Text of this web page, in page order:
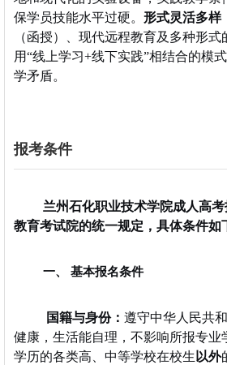
保学员技能水平过硬。 形式灵活多样
（函授）、现代远程教育及多种形
用“线上学习+线下实践”相结合的模
学矛盾。
报考条件
兰州石化职业技术学院成人高考
教育考试院的统一规定，具体条件如
一、 基本报名条件
国籍与身份： 遵守中华人民共
健康，生活能自理，不影响所报专业
学历的各类高、中等学校在校生以外